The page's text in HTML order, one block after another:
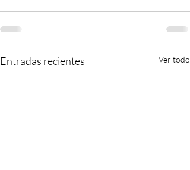
Entradas recientes Ver todo